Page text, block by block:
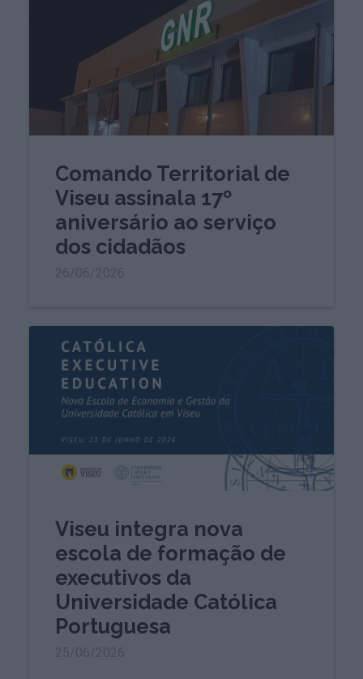
Comando Territorial de
Viseu assinala 17º
aniversário ao serviço
dos cidadãos
Viseu integra nova
escola de formação de
executivos da
Universidade Católica
Portuguesa